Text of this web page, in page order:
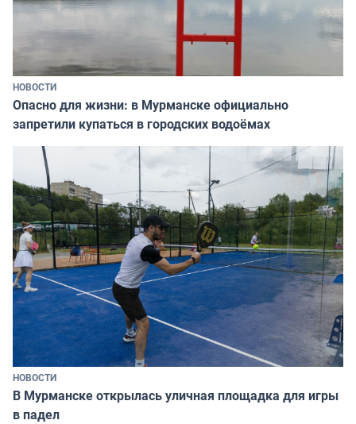
НОВОСТИ
Опасно для жизни: в Мурманске официально
запретили купаться в городских водоёмах
НОВОСТИ
В Мурманске открылась уличная площадка для игры
в падел